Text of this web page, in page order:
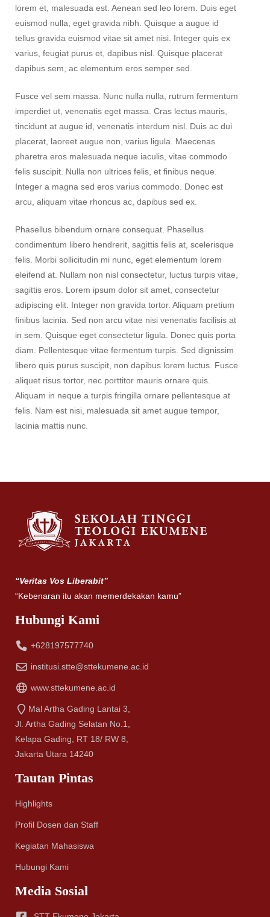
lorem et, malesuada est. Aenean sed leo lorem. Duis eget
euismod nulla, eget gravida nibh. Quisque a augue id
tellus gravida euismod vitae sit amet nisi. Integer quis ex
varius, feugiat purus et, dapibus nisl. Quisque placerat
dapibus sem, ac elementum eros semper sed.
Fusce vel sem massa. Nunc nulla nulla, rutrum fermentum
imperdiet ut, venenatis eget massa. Cras lectus mauris,
tincidunt at augue id, venenatis interdum nisl. Duis ac dui
placerat, laoreet augue non, varius ligula. Maecenas
pharetra eros malesuada neque iaculis, vitae commodo
felis suscipit. Nulla non ultrices felis, et finibus neque.
Integer a magna sed eros varius commodo. Donec est
arcu, aliquam vitae rhoncus ac, dapibus sed ex.
Phasellus bibendum ornare consequat. Phasellus
condimentum libero hendrerit, sagittis felis at, scelerisque
felis. Morbi sollicitudin mi nunc, eget elementum lorem
eleifend at. Nullam non nisl consectetur, luctus turpis vitae,
sagittis eros. Lorem ipsum dolor sit amet, consectetur
adipiscing elit. Integer non gravida tortor. Aliquam pretium
finibus lacinia. Sed non arcu vitae nisi venenatis facilisis at
in sem. Quisque eget consectetur ligula. Donec quis porta
diam. Pellentesque vitae fermentum turpis. Sed dignissim
libero quis purus suscipit, non dapibus lorem luctus. Fusce
aliquet risus tortor, nec porttitor mauris ornare quis.
Aliquam in neque a turpis fringilla ornare pellentesque at
felis. Nam est nisi, malesuada sit amet augue tempor,
lacinia mattis nunc.
“Veritas Vos Liberabit”
“Kebenaran itu akan memerdekakan kamu”
Hubungi Kami
+628197577740
institusi.stte@sttekumene.ac.id
www.sttekumene.ac.id
Mal Artha Gading Lantai 3,
Jl. Artha Gading Selatan No.1,
Kelapa Gading, RT 18/ RW 8,
Jakarta Utara 14240
Tautan Pintas
Highlights
Profil Dosen dan Staff
Kegiatan Mahasiswa
Hubungi Kami
Media Sosial